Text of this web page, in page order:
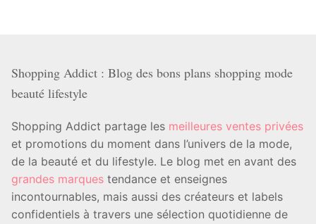
Shopping Addict : Blog des bons plans shopping mode
beauté lifestyle
Shopping Addict partage les meilleures ventes privées
et promotions du moment dans l’univers de la mode,
de la beauté et du lifestyle. Le blog met en avant des
grandes marques tendance et enseignes
incontournables, mais aussi des créateurs et labels
confidentiels à travers une sélection quotidienne de